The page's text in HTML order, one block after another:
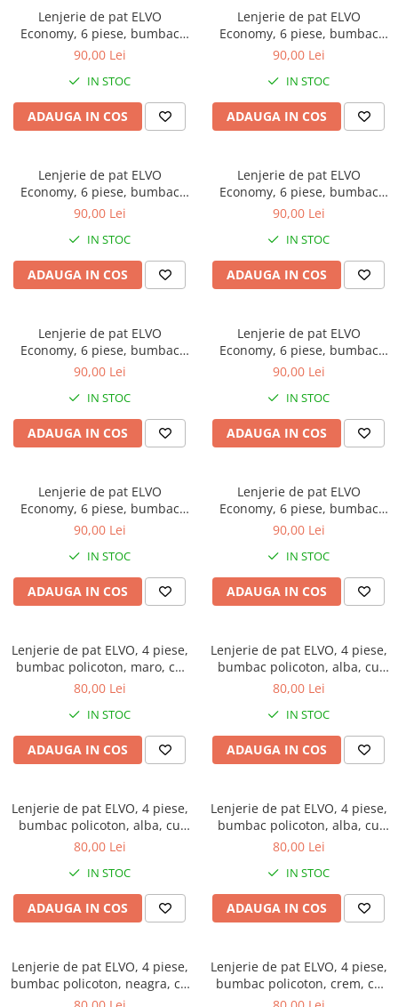
Lenjerie de pat ELVO
Economy, 6 piese, bumbac
policoton, alba, cu lalele
90,00 Lei
IN STOC
ADAUGA IN COS
Lenjerie de pat ELVO
Economy, 6 piese, bumbac
policoton, neagra, cu papadii
90,00 Lei
IN STOC
ADAUGA IN COS
Lenjerie de pat ELVO
Economy, 6 piese, bumbac
policoton, bleumarin, cu
90,00 Lei
IN STOC
ADAUGA IN COS
Lenjerie de pat ELVO
Economy, 6 piese, bumbac
policoton, crem, cu flori
90,00 Lei
IN STOC
ADAUGA IN COS
Lenjerie de pat ELVO
Economy, 6 piese, bumbac
policoton, verde, cu animal
90,00 Lei
IN STOC
ADAUGA IN COS
Lenjerie de pat ELVO
Economy, 6 piese, bumbac
policoton, bleumarin, cu
90,00 Lei
IN STOC
ADAUGA IN COS
Lenjerie de pat ELVO
Economy, 6 piese, bumbac
policoton, gri, cu carouri
90,00 Lei
IN STOC
ADAUGA IN COS
Lenjerie de pat ELVO
Economy, 6 piese, bumbac
policoton, crem, cu model
90,00 Lei
IN STOC
ADAUGA IN COS
Lenjerie de pat ELVO, 4 piese,
bumbac policoton, maro, cu
flori albe
80,00 Lei
IN STOC
ADAUGA IN COS
Lenjerie de pat ELVO, 4 piese,
bumbac policoton, alba, cu
flori verzi si albastre
80,00 Lei
IN STOC
ADAUGA IN COS
Lenjerie de pat ELVO, 4 piese,
bumbac policoton, alba, cu
flori roz
80,00 Lei
IN STOC
ADAUGA IN COS
Lenjerie de pat ELVO, 4 piese,
bumbac policoton, alba, cu
copaci multicolori
80,00 Lei
IN STOC
ADAUGA IN COS
Lenjerie de pat ELVO, 4 piese,
bumbac policoton, neagra, cu
papadii si note muzicale
Lenjerie de pat ELVO, 4 piese,
bumbac policoton, crem, cu
flori